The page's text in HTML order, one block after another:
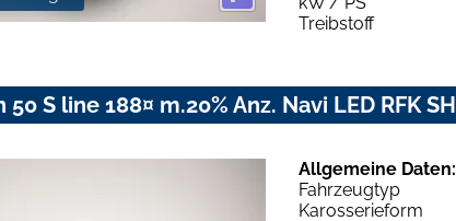
Treibstoff
S line 188¤ m.20% Anz. Navi LED RFK SH
Allgemeine Daten:
Fahrzeugtyp
Karosserieform